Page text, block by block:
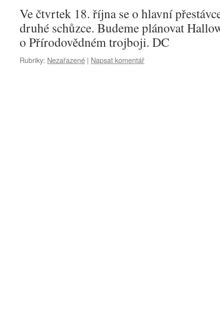
Ve čtvrtek 18. října se o hlavní
druhé schůzce. Budeme plánovat
o Přírodovědném trojboji. DC
Rubriky: Nezařazené | Napsat komentář